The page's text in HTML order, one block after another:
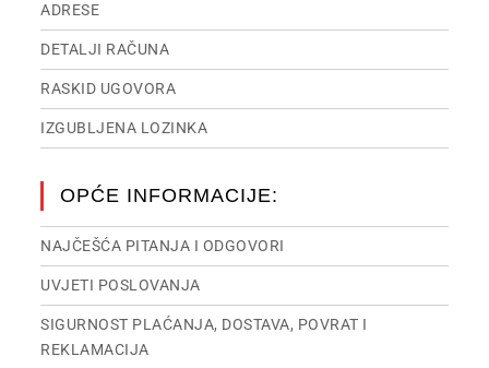
ADRESE
DETALJI RAČUNA
RASKID UGOVORA
IZGUBLJENA LOZINKA
OPĆE INFORMACIJE:
NAJČEŠĆA PITANJA I ODGOVORI
UVJETI POSLOVANJA
SIGURNOST PLAĆANJA, DOSTAVA, POVRAT I
REKLAMACIJA